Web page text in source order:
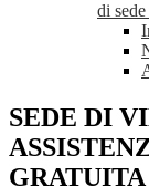
di sede
SEDE DI
GRATUITA